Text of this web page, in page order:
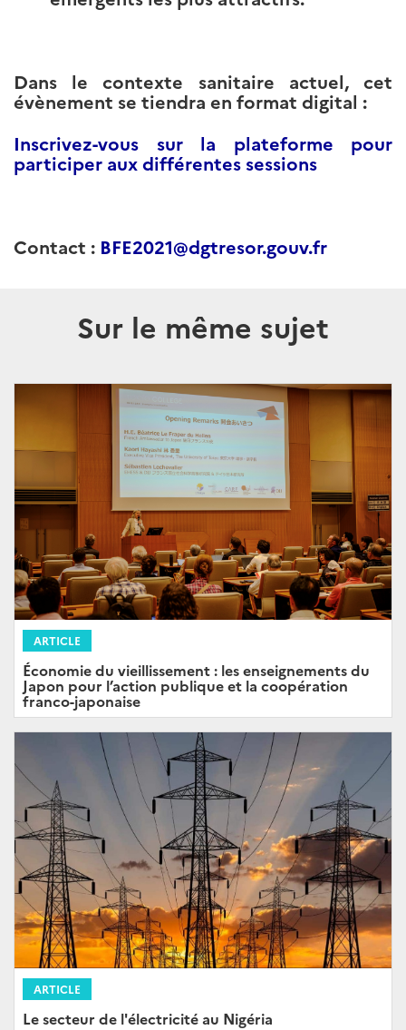
Dans le contexte sanitaire actuel, cet
évènement se tiendra en format digital :
Inscrivez-vous sur la plateforme pour
participer aux différentes sessions
Contact : BFE2021@dgtresor.gouv.fr
Sur le même sujet
ARTICLE
Économie du vieillissement : les enseignements du
Japon pour l’action publique et la coopération
franco-japonaise
ARTICLE
Le secteur de l'électricité au Nigéria